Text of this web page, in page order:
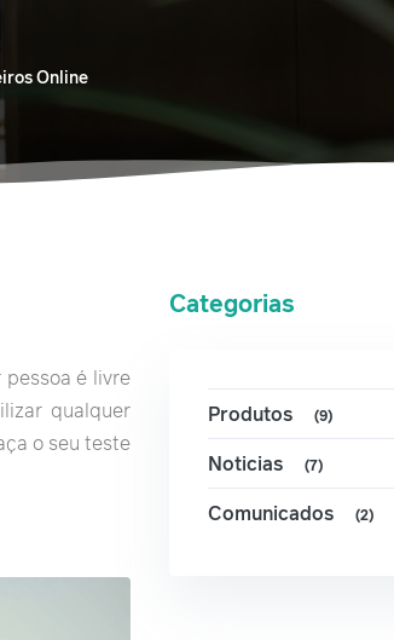
Online
é livre
qualquer
o seu teste
Categorias
Produtos (9)
Noticias (7)
Comunicados (2)